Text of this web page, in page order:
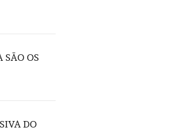
SÃO OS
DO